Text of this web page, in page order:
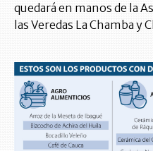
quedará en manos de la
las Veredas La Chamba y